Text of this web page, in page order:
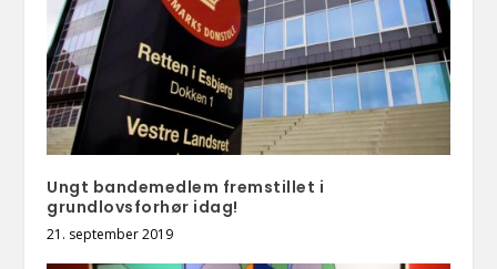
Ungt bandemedlem fremstillet i
grundlovsforhør idag!
21. september 2019